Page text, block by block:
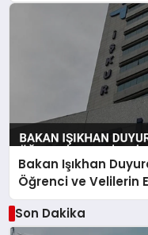
Bakan Işıkhan
Öğrenci ve Velilerin
Son Dakika